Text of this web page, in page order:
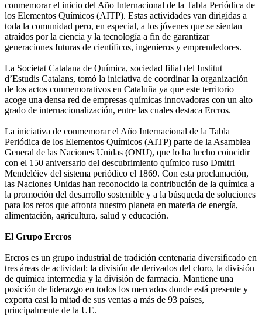
conmemorar el inicio del Año Internacional de la Tabla Periódica de
los Elementos Químicos (AITP). Estas actividades van dirigidas a
toda la comunidad pero, en especial, a los jóvenes que se sientan
atraídos por la ciencia y la tecnología a fin de garantizar
generaciones futuras de científicos, ingenieros y emprendedores.
La Societat Catalana de Química, sociedad filial del Institut
d’Estudis Catalans, tomó la iniciativa de coordinar la organización
de los actos conmemorativos en Cataluña ya que este territorio
acoge una densa red de empresas químicas innovadoras con un alto
grado de internacionalización, entre las cuales destaca Ercros.
La iniciativa de conmemorar el Año Internacional de la Tabla
Periódica de los Elementos Químicos (AITP) parte de la Asamblea
General de las Naciones Unidas (ONU), que lo ha hecho coincidir
con el 150 aniversario del descubrimiento químico ruso Dmitri
Mendeléiev del sistema periódico el 1869. Con esta proclamación,
las Naciones Unidas han reconocido la contribución de la química a
la promoción del desarrollo sostenible y a la búsqueda de soluciones
para los retos que afronta nuestro planeta en materia de energía,
alimentación, agricultura, salud y educación.
El Grupo Ercros
Ercros es un grupo industrial de tradición centenaria diversificado en
tres áreas de actividad: la división de derivados del cloro, la división
de química intermedia y la división de farmacia. Mantiene una
posición de liderazgo en todos los mercados donde está presente y
exporta casi la mitad de sus ventas a más de 93 países,
principalmente de la UE.